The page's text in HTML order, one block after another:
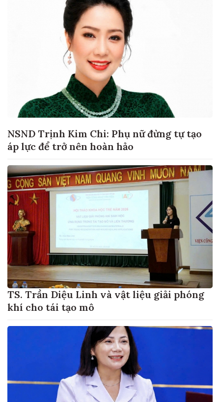
NSND Trịnh Kim Chi: Phụ nữ đừng tự tạo
áp lực để trở nên hoàn hảo
TS. Trần Diệu Linh và vật liệu giải phóng
khí cho tái tạo mô